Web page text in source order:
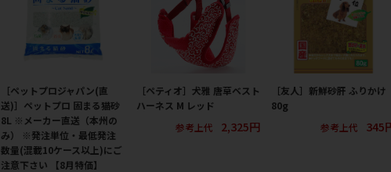
［ペットプロジャパン(直
送)］ペットプロ 固まる猫砂
8L ※メーカー直送（本州の
み） ※発注単位・最低発注
数量(混載10ケース以上)にご
注意下さい 【8月特価】
［ペティオ］犬雅 唐草ベスト
ハーネス M レッド
参考上代
2,325円
［友人］新鮮砂肝 ふりかけ
80g
参考上代
345